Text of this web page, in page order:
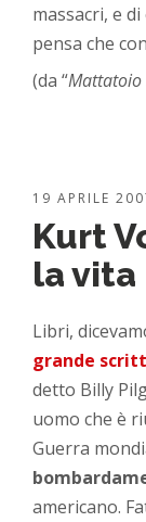
massacri, e
pensa che
(da “Mattatoio
19 APRILE
Kurt
la vita
Libri,
grande
detto Billy
uomo che è
Guerra
americano.